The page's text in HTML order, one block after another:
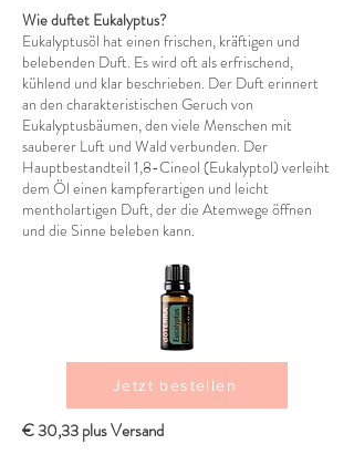
Wie duftet Eukalyptus?
Eukalyptusöl hat einen frischen, kräftigen und
belebenden Duft. Es wird oft als erfrischend,
kühlend und klar beschrieben. Der Duft erinnert
an den charakteristischen Geruch von
Eukalyptusbäumen, den viele Menschen mit
sauberer Luft und Wald verbunden. Der
Hauptbestandteil 1,8-Cineol (Eukalyptol) verleiht
dem Öl einen kampferartigen und leicht
mentholartigen Duft, der die Atemwege öffnen
und die Sinne beleben kann.
Jetzt bestellen
€ 30,33 plus Versand